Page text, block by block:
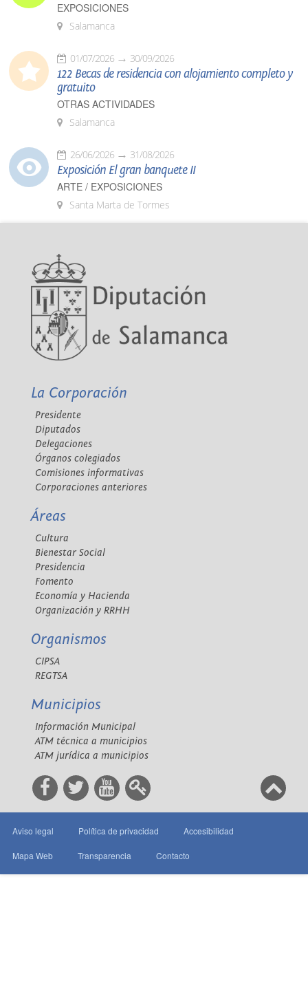
EXPOSICIONES
Salamanca
01/07/2026 30/09/2026
122 Becas de residencia con alojamiento completo y
gratuito
OTRAS ACTIVIDADES
Salamanca
26/06/2026 31/08/2026
Exposición El gran banquete II
ARTE / EXPOSICIONES
Santa Marta de Tormes
La Corporación
Presidente
Diputados
Delegaciones
Órganos colegiados
Comisiones informativas
Corporaciones anteriores
Áreas
Cultura
Bienestar Social
Presidencia
Fomento
Economía y Hacienda
Organización y RRHH
Organismos
CIPSA
REGTSA
Municipios
Información Municipal
ATM técnica a municipios
ATM jurídica a municipios
Aviso legal Política de privacidad Accesibilidad
Mapa Web Transparencia Contacto